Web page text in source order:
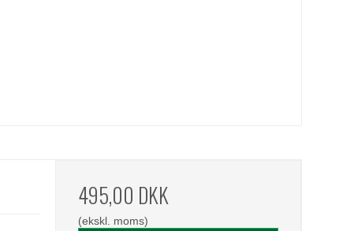
495,00 DKK
(ekskl. moms)